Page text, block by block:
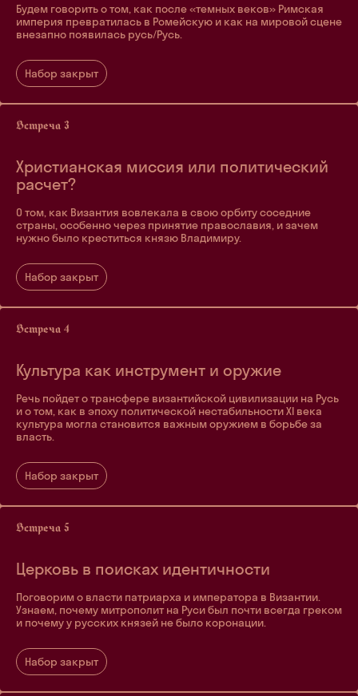
Будем говорить о том, как после «темных веков» Римская
империя превратилась в Ромейскую и как на мировой сцене
внезапно появилась русь/Русь.
Набор закрыт
Христианская миссия или политический
расчет?
О том, как Византия вовлекала в свою орбиту соседние
страны, особенно через принятие православия, и зачем
нужно было креститься князю Владимиру.
Набор закрыт
Культура как инструмент и оружие
Речь пойдет о трансфере византийской цивилизации на Русь
и о том, как в эпоху политической нестабильности XI века
культура могла становится важным оружием в борьбе за
власть.
Набор закрыт
Церковь в поисках идентичности
Поговорим о власти патриарха и императора в Византии.
Узнаем, почему митрополит на Руси был почти всегда греком
и почему у русских князей не было коронации.
Набор закрыт